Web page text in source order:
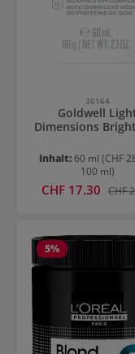
36164
Goldwell
Dimensions
Inhalt: 60 ml (CHF
100 ml)
Verkaufspreis:
CHF 17.30 CHF
5%